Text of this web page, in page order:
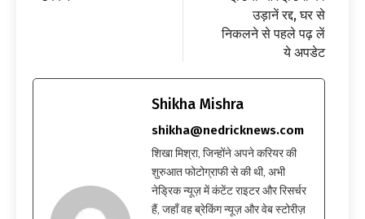
उड़ानें रद्द, घर से
निकलने से पहले पढ़ लें
ये अपडेट
Shikha Mishra
shikha@nedricknews.com
शिखा मिश्रा, जिन्होंने अपने करियर की
शुरुआत फोटोग्राफी से की थी, अभी
नेड्रिक न्यूज़ में कंटेंट राइटर और रिसर्चर
हैं, जहाँ वह ब्रेकिंग न्यूज़ और वेब स्टोरीज़